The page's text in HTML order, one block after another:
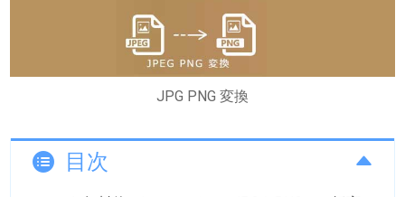
JPG PNG 変換
目次